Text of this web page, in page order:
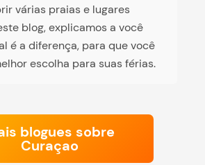
várias praias e lugares
blog, explicamos a você
é a diferença, para que você
escolha para suas férias.
blogues sobre
Curaçao